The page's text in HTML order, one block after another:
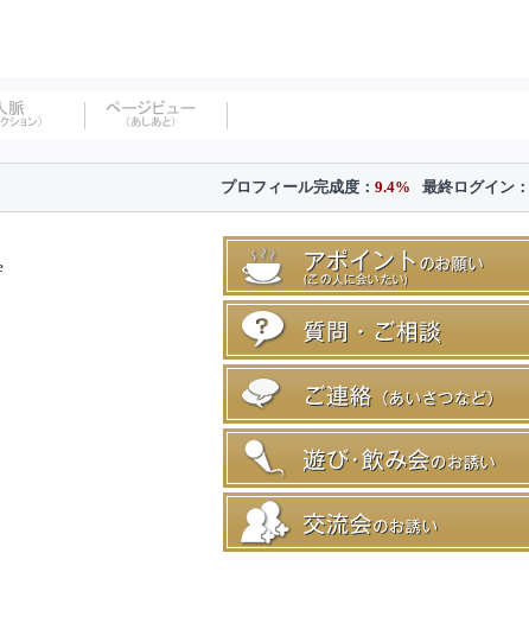
最終ログイン：
プロフィール完成度： 9.4%